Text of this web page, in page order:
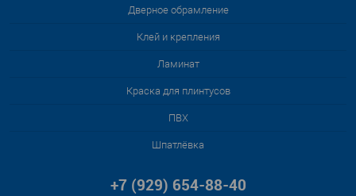
Дверное обрамление
Клей и крепления
Ламинат
Краска для плинтусов
ПВХ
Шпатлёвка
+7 (929) 654-88-40